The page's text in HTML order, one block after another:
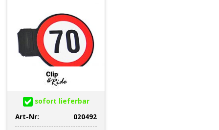
sofort lieferbar
Art-Nr:
020492